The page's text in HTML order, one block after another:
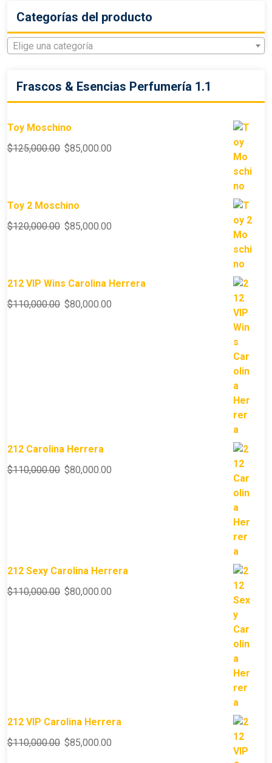
Categorías del producto
Elige una categoría
Frascos & Esencias Perfumería 1.1
Toy Moschino
$125,000.00 $85,000.00
Toy 2 Moschino
$120,000.00 $85,000.00
212 VIP Wins Carolina Herrera
$110,000.00 $80,000.00
212 Carolina Herrera
$110,000.00 $80,000.00
212 Sexy Carolina Herrera
$110,000.00 $80,000.00
212 VIP Carolina Herrera
$110,000.00 $85,000.00